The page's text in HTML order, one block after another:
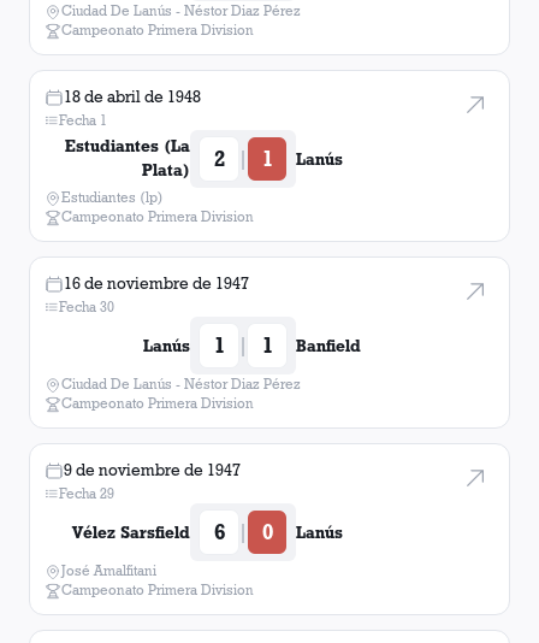
Vélez Sarsfield
Ciudad De Lanús - Néstor Diaz Pérez
Campeonato Primera Division
18 de abril de 1948
Fecha 1
Estudiantes (La
Plata)
2 | 1 Lanús
Estudiantes (lp)
Campeonato Primera Division
16 de noviembre de 1947
Fecha 30
Lanús 1 | 1 Banfield
Ciudad De Lanús - Néstor Diaz Pérez
Campeonato Primera Division
9 de noviembre de 1947
Fecha 29
Vélez Sarsfield 6 | 0 Lanús
José Amalfitani
Campeonato Primera Division